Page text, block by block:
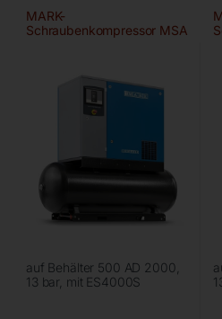
MARK-
Schraubenkompressor MSA
auf Behälter 500 AD 2000,
13 bar, mit ES4000S